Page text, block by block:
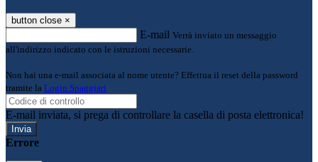
button close ×
E-mail Verrà inviato un messaggio
all'indirizzo indicato con le istruzioni necessarie.
Non hai una e-mail associata al nome utente? Effettua il reset della password
tramite la Login Spaggiari
E-mail inviata, si prega di controllare la casella di posta elettronica!
Errore